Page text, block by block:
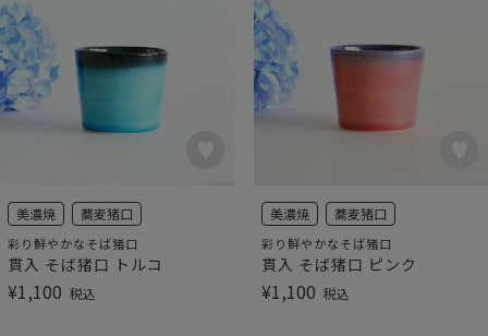
美濃焼 蕎麦猪口
彩り鮮やかなそば猪口
貫入 そば猪口 トルコ
¥1,100 税込
美濃焼 蕎麦猪口
彩り鮮やかなそば猪口
貫入 そば猪口 ピンク
¥1,100 税込